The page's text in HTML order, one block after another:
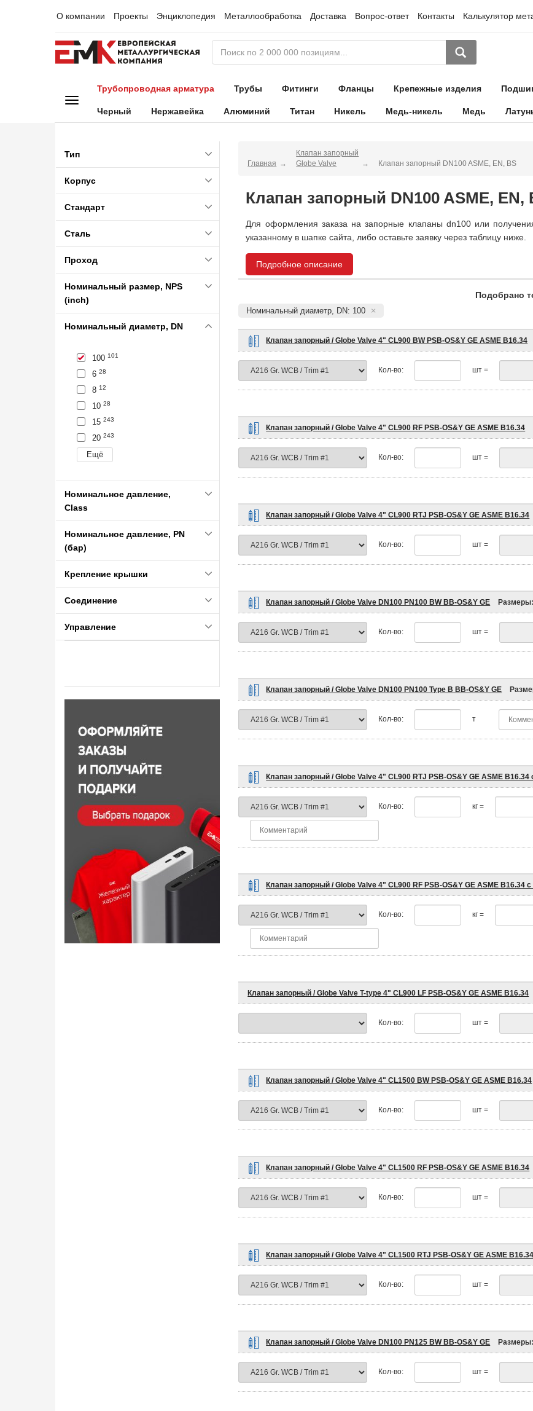
О компании Проекты Энциклопедия Металлообработка Доставка Вопрос-ответ Контакты Калькулятор
Трубопроводная арматура Трубы Фитинги Фланцы Крепежные изделия
Черный Нержавейка Алюминий Титан Никель Медь-никель Медь
Тип
Корпус
Стандарт
Сталь
Проход
Номинальный размер, NPS
(inch)
Номинальный диаметр, DN
100 101
6 28
8 12
10 28
15 243
20 243
Номинальное давление,
Class
Номинальное давление, PN
(бар)
Крепление крышки
Соединение
Управление
Главная
Клапан запорный
Globe Valve
Клапан запорный DN100 ASME, EN, BS
Клапан запорный DN100 ASME, EN,
Для оформления заказа на запорные клапаны dn100 или
указанному в шапке сайта, либо оставьте заявку через таблицу ниже.
Подробное описание
Подобрано
Номинальный диаметр, DN: 100
Клапан запорный / Globe Valve 4" CL900 BW PSB-OS&Y GE ASME B16.34
Кол-во: шт =
Клапан запорный / Globe Valve 4" CL900 RF PSB-OS&Y GE ASME B16.34
Кол-во: шт =
Клапан запорный / Globe Valve 4" CL900 RTJ PSB-OS&Y GE ASME B16.34
Кол-во: шт =
Клапан запорный / Globe Valve DN100 PN100 BW BB-OS&Y GE Размеры:
Кол-во: шт =
Клапан запорный / Globe Valve DN100 PN100 Type B BB-OS&Y GE
Кол-во: т
Клапан запорный / Globe Valve 4" CL900 RTJ PSB-OS&Y GE ASME
Кол-во: кг =
Клапан запорный / Globe Valve 4" CL900 RF PSB-OS&Y GE ASME B16.34
Кол-во: кг =
Клапан запорный / Globe Valve T-type 4" CL900 LF PSB-OS&Y GE ASME B16.34
Кол-во: шт =
Клапан запорный / Globe Valve 4" CL1500 BW PSB-OS&Y GE ASME B16.34
Кол-во: шт =
Клапан запорный / Globe Valve 4" CL1500 RF PSB-OS&Y GE ASME B16.34
Кол-во: шт =
Клапан запорный / Globe Valve 4" CL1500 RTJ PSB-OS&Y GE ASME B16.34
Кол-во: шт =
Клапан запорный / Globe Valve DN100 PN125 BW BB-OS&Y GE Размеры:
Кол-во: шт =